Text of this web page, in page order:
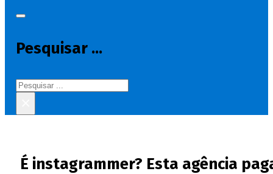
Pesquisar ...
Pesquisar
É instagrammer? Esta agência